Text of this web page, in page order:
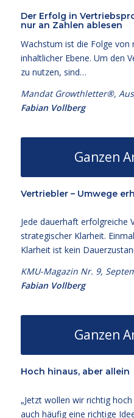
Der Erfolg in
nur an Zahlen ablesen
Wachstum ist die Folge von
inhaltlicher Ebene. Um den
zu nutzen, sind…
Mandat Growthletter®,
Fabian Vollberg
Ganzen
Vertriebler – Umwege
Jede dauerhaft erfolgreiche
strategischer Klarheit.
Klarheit ist kein
KMU-Magazin Nr. 9,
Fabian Vollberg
Ganzen
Hoch hinaus, aber allein
„Jetzt wollen wir richtig
auch häufig eine richtige